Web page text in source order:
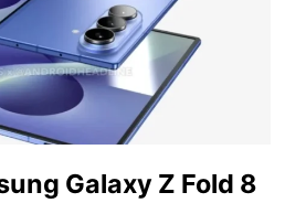
Galaxy Z Fold 8